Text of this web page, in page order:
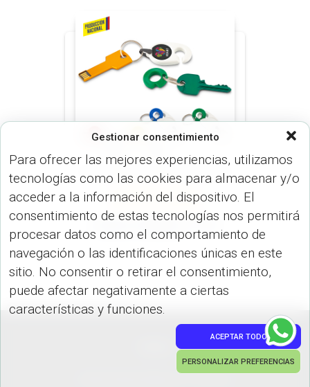
Gestionar consentimiento
Para ofrecer las mejores experiencias, utilizamos
tecnologías como las cookies para almacenar y/o
acceder a la información del dispositivo. El
consentimiento de estas tecnologías nos permitirá
procesar datos como el comportamiento de
navegación o las identificaciones únicas en este
sitio. No consentir o retirar el consentimiento,
puede afectar negativamente a ciertas
características y funciones.
ACEPTAR TODO
PERSONALIZAR PREFERENCIAS
LLAVEROS (LLAVEROS)
PLÁSTICOS (LLAVEROS)
Llavero Double LL-112